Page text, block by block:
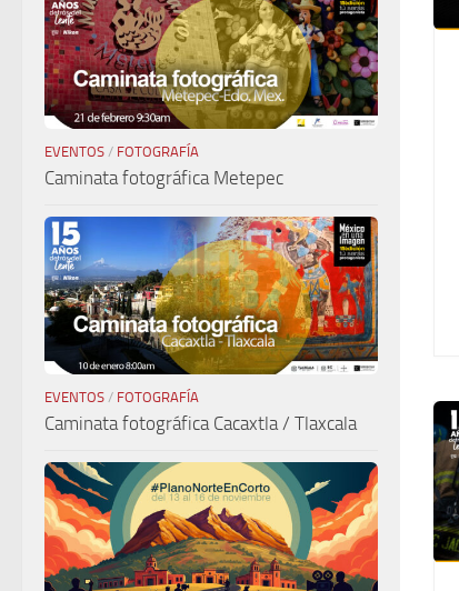
EVENTOS / FOTOGRAFÍA
Caminata fotográfica Metepec
EVENTOS / FOTOGRAFÍA
Caminata fotográfica Cacaxtla / Tlaxcala